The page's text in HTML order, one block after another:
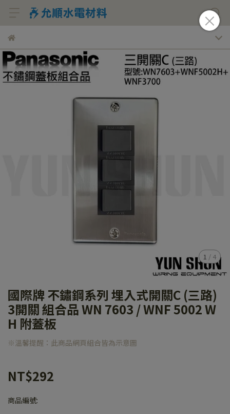
1 / 4
國際牌 不鏽鋼系列 埋入式開關C (三路)
3開關 組合品 WN 7603 / WNF 5002 W
H 附蓋板
※溫馨提醒：此商品網頁組合皆為示意圖
NT$292
商品編號: